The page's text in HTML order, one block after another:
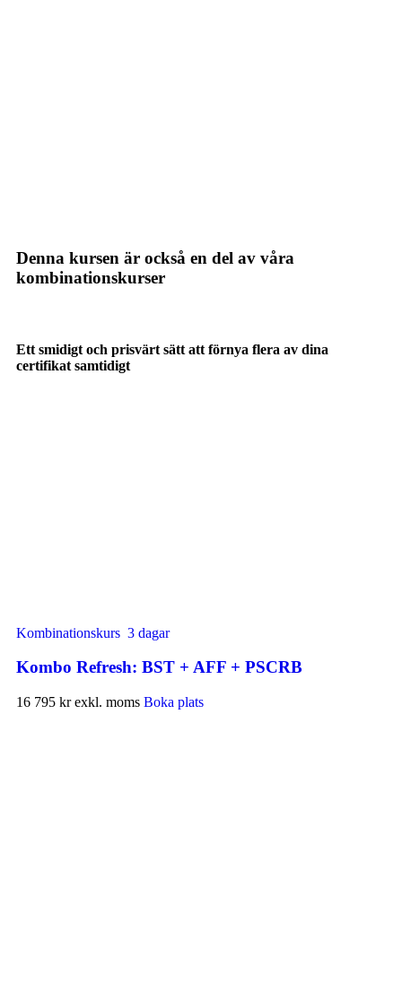
Denna kursen är också en del av våra
kombinationskurser
Ett smidigt och prisvärt sätt att förnya flera av dina
certifikat samtidigt
Kombinationskurs 3 dagar
Kombo Refresh: BST + AFF + PSCRB
16 795 krexkl. moms Boka plats